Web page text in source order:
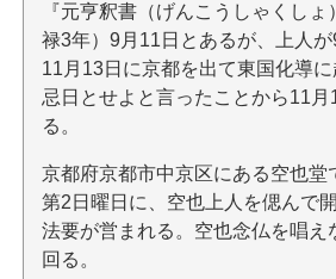
『元亨釈書（げんこうしゃくし
禄3年）9月11日とあるが、上人が
11月13日に京都を出て東国化導
忌日とせよと言ったことから11月
る。
京都府京都市中京区にある空也堂
第2日曜日に、空也上人を偲んで
法要が営まれる。空也念仏を唱え
回る。